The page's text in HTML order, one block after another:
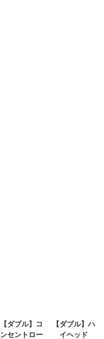
【ダブル】コ
ンセントロー
【ダブル】ハ
イヘッド